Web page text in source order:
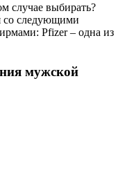
случае выбирать?
со следующими
Pfizer – одна из
мужской